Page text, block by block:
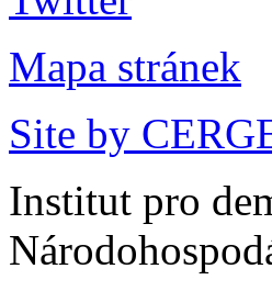
Mapa stránek
Site by
Institut pro